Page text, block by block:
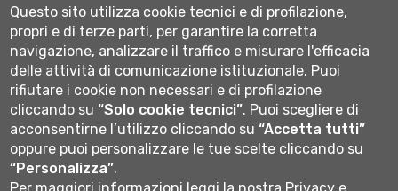
Mappa del sito
Normativa cookie
Informativa privacy
Cookie settings
Wi-fi
Webmail
Questo sito utilizza cookie tecnici e di profilazione,
propri e di terze parti, per garantire la corretta
navigazione, analizzare il traffico e misurare l'efficacia
delle attività di comunicazione istituzionale. Puoi
rifiutare i cookie non necessari e di profilazione
cliccando su“Solo cookie tecnici”. Puoi scegliere di
acconsentirne l’utilizzo cliccando su“Accetta tutti”
oppure puoi personalizzare le tue scelte cliccando su
“Personalizza”.